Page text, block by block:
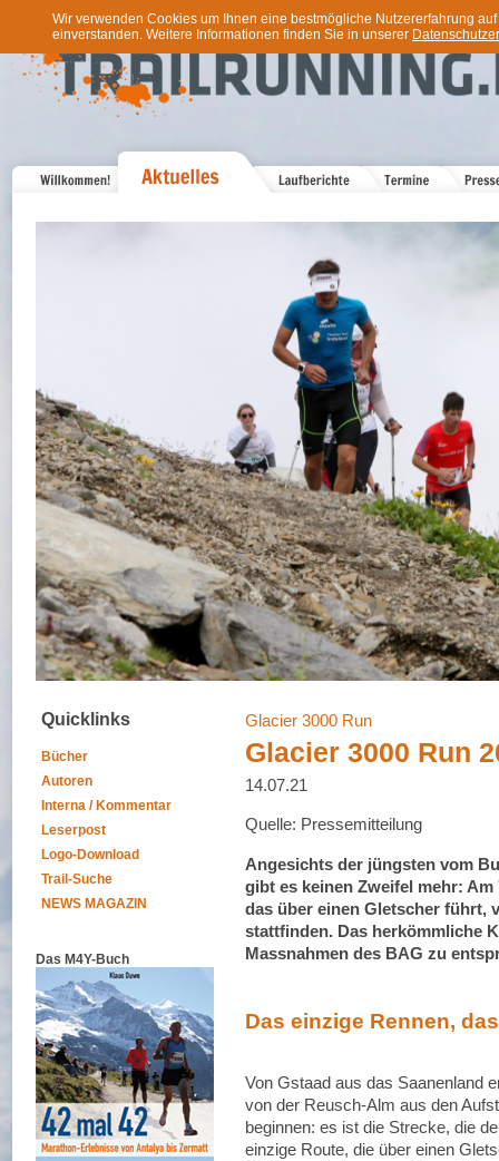
Wir verwenden Cookies um Ihnen eine bestmögliche Nutzererfahrung
einverstanden. Weitere Informationen finden Sie in unserer
Quicklinks
Bücher
Autoren
Interna / Kommentar
Leserpost
Logo-Download
Trail-Suche
NEWS MAGAZIN
Das M4Y-Buch
Glacier 3000 Run
Glacier 3000 Run
14.07.21
Quelle: Pressemitteilung
Angesichts der jüngsten vom
gibt es keinen Zweifel mehr:
das über einen Gletscher führt,
stattfinden. Das herkömmliche
Massnahmen des BAG zu
Das einzige Rennen,
Von Gstaad aus das Saanenland
von der Reusch-Alm aus den
beginnen: es ist die Strecke, die
einzige Route, die über einen